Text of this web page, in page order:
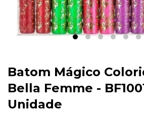
Batom Mágico
Bella Femme -
Unidade